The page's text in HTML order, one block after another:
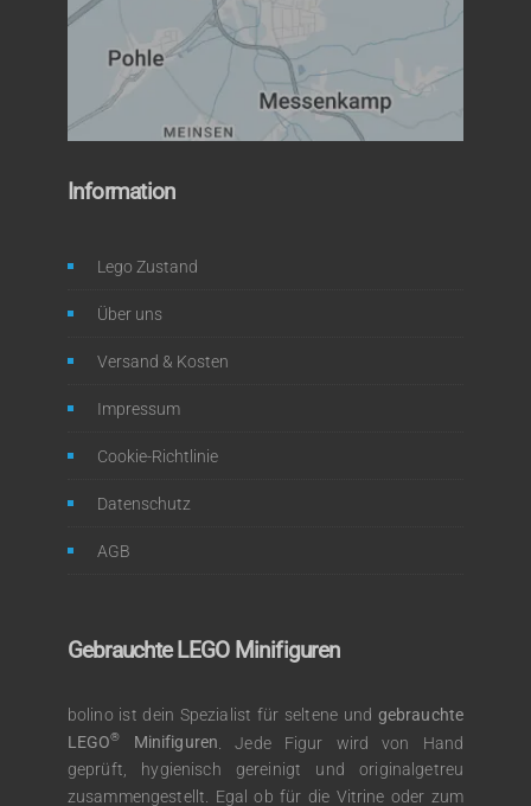
Information
Lego Zustand
Über uns
Versand & Kosten
Impressum
Cookie-Richtlinie
Datenschutz
AGB
Gebrauchte LEGO Minifiguren
bolino ist dein Spezialist für seltene und gebrauchte
LEGO® Minifiguren. Jede Figur wird von Hand
geprüft, hygienisch gereinigt und originalgetreu
zusammengestellt. Egal ob für die Vitrine oder zum